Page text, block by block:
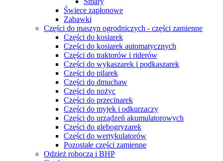
Świece zapłonowe
Zabawki
Części do maszyn ogrodniczych - części zamienne
Części do kosiarek
Części do kosiarek automatycznych
Części do traktorów i riderów
Części do wykaszarek i podkaszarek
Części do pilarek
Części do dmuchaw
Części do nożyc
Części do przecinarek
Części do myjek i odkurzaczy
Części do urządzeń akumulatorowych
Części do glebogryzarek
Części do wertykulatorów
Pozostałe części zamienne
Odzież robocza i BHP